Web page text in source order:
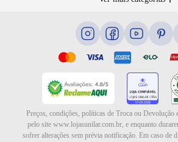
Preços, condições, políticas de Troca ou Devolução
pelo site www.lojasunilar.com.br, e enquanto
sofrer alterações sem prévia notificação. Em caso de